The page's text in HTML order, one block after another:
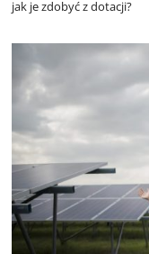
jak je zdobyć z dotacji?